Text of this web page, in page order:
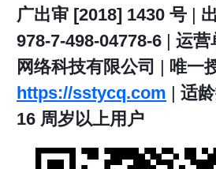
广出审 [2018] 1430 号
978-7-498-04778-6
运营
网络科技有限公司
唯一
https://sstycq.com
适
16 周岁以上用户